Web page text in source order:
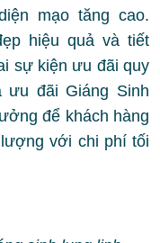
mạo tăng cao.
hiệu quả và tiết
sự kiện ưu đãi quy
ưu đãi Giáng Sinh
để khách hàng
với chi phí tối